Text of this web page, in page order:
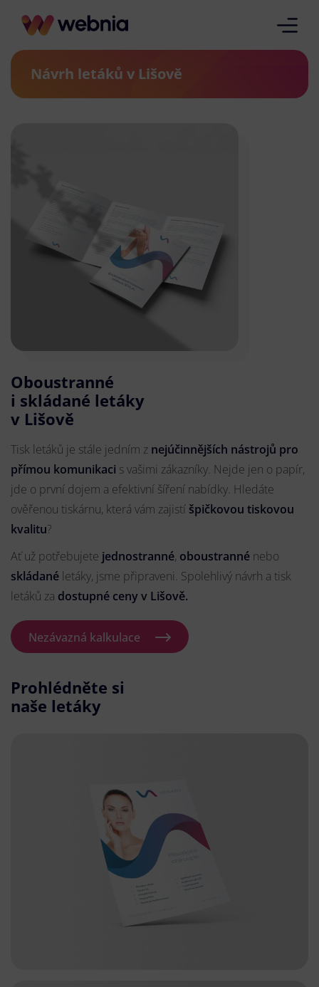
Návrh letáků v Lišově
Oboustranné
i skládané letáky
v Lišově
Tisk letáků je stále jedním z nejúčinnějších nástrojů pro
přímou komunikaci s vašimi zákazníky. Nejde jen o papír,
jde o první dojem a efektivní šíření nabídky. Hledáte
ověřenou tiskárnu, která vám zajistí špičkovou tiskovou
kvalitu?
Ať už potřebujete jednostranné, oboustranné nebo
skládané letáky, jsme připraveni. Spolehlivý návrh a tisk
letáků za dostupné ceny v Lišově.
Nezávazná kalkulace
Prohlédněte si
naše letáky